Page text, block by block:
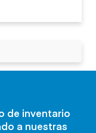
de inventario
a nuestras